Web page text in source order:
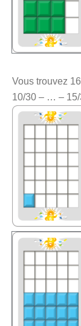
Vous trouvez
10/30 – … –